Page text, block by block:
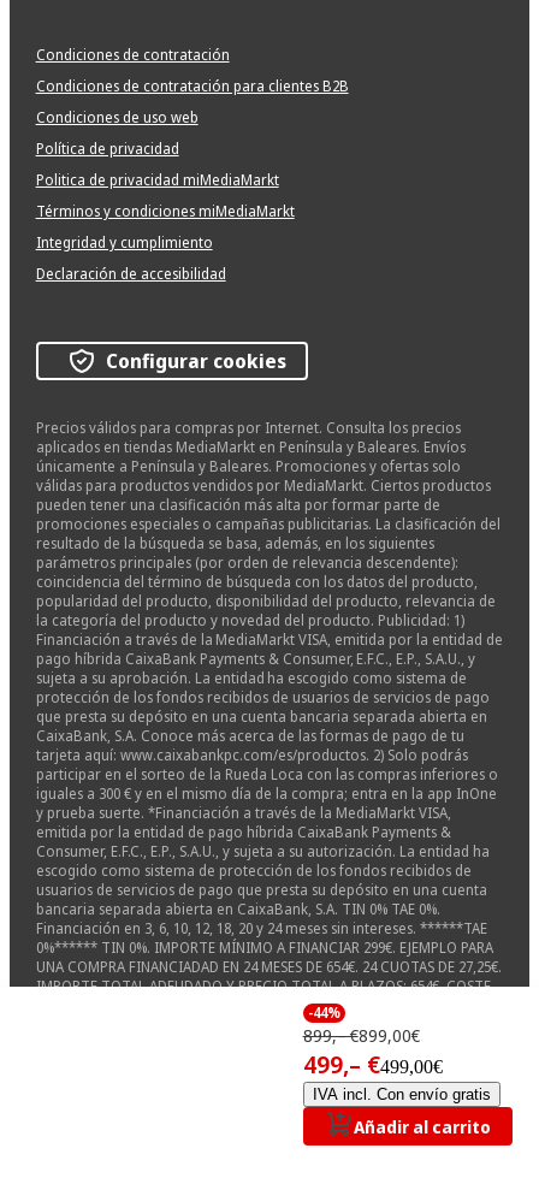
-44%
899,– €899,00€
499,– €499,00€
IVA incl. Con envío gratis
Añadir al carrito
Condiciones de contratación
Condiciones de contratación para clientes B2B
Condiciones de uso web
Política de privacidad
Politica de privacidad miMediaMarkt
Términos y condiciones miMediaMarkt
Integridad y cumplimiento
Declaración de accesibilidad
Configurar cookies
Precios válidos para compras por Internet. Consulta los precios
aplicados en tiendas MediaMarkt en Península y Baleares. Envíos
únicamente a Península y Baleares. Promociones y ofertas solo
válidas para productos vendidos por MediaMarkt. Ciertos productos
pueden tener una clasificación más alta por formar parte de
promociones especiales o campañas publicitarias. La clasificación del
resultado de la búsqueda se basa, además, en los siguientes
parámetros principales (por orden de relevancia descendente):
coincidencia del término de búsqueda con los datos del producto,
popularidad del producto, disponibilidad del producto, relevancia de
la categoría del producto y novedad del producto. Publicidad: 1)
Financiación a través de la MediaMarkt VISA, emitida por la entidad de
pago híbrida CaixaBank Payments & Consumer, E.F.C., E.P., S.A.U., y
sujeta a su aprobación. La entidad ha escogido como sistema de
protección de los fondos recibidos de usuarios de servicios de pago
que presta su depósito en una cuenta bancaria separada abierta en
CaixaBank, S.A. Conoce más acerca de las formas de pago de tu
tarjeta aquí: www.caixabankpc.com/es/productos. 2) Solo podrás
participar en el sorteo de la Rueda Loca con las compras inferiores o
iguales a 300 € y en el mismo día de la compra; entra en la app InOne
y prueba suerte. *Financiación a través de la MediaMarkt VISA,
emitida por la entidad de pago híbrida CaixaBank Payments &
Consumer, E.F.C., E.P., S.A.U., y sujeta a su autorización. La entidad ha
escogido como sistema de protección de los fondos recibidos de
usuarios de servicios de pago que presta su depósito en una cuenta
bancaria separada abierta en CaixaBank, S.A. TIN 0% TAE 0%.
Financiación en 3, 6, 10, 12, 18, 20 y 24 meses sin intereses. ******TAE
0%****** TIN 0%. IMPORTE MÍNIMO A FINANCIAR 299€. EJEMPLO PARA
UNA COMPRA FINANCIADAD EN 24 MESES DE 654€. 24 CUOTAS DE 27,25€.
IMPORTE TOTAL ADEUDADO Y PRECIO TOTAL A PLAZOS: 654€. COSTE
TOTAL DEL CRÉDITO E INTERESES: 0€. Sistema de amortización
francés. Financiación 0% Samsung ZFlip ZFold 8 Watch9 y Ultra2 válida
desde el 22/07/2026 15:00hs al 31/08/2026 23:59hs en nuestras tiendas
físicas, en mediamarkt.es y en la app, no acumulable a otras
promociones. Conoce más acerca de las formas de pago de tu
tarjeta aquí: www.caixabankpc.com/es/productos.